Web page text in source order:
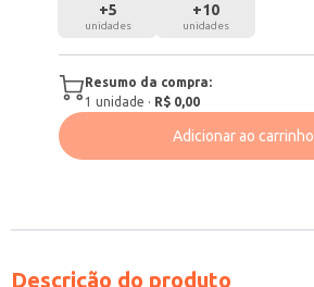
+5
unidades
+10
unidades
Resumo da compra:
1 unidade · R$ 0,00
Adicionar ao carrinho
Descrição do produto